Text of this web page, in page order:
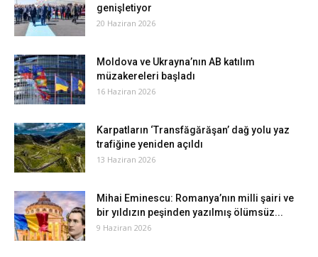
genişletiyor
20 Haziran 2026
Moldova ve Ukrayna’nın AB katılım
müzakereleri başladı
16 Haziran 2026
Karpatların ‘Transfăgărăşan’ dağ yolu yaz
trafiğine yeniden açıldı
13 Haziran 2026
Mihai Eminescu: Romanya’nın milli şairi ve
bir yıldızın peşinden yazılmış ölümsüz...
9 Haziran 2026